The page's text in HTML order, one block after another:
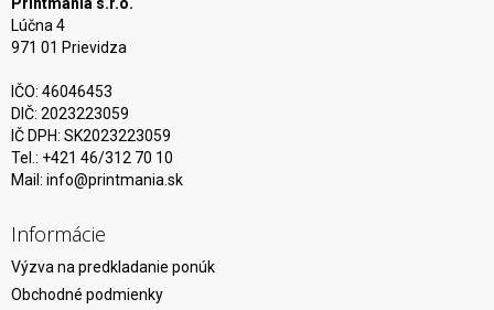
Lúčna 4
971 01 Prievidza
IČO: 46046453
DIČ: 2023223059
IČ DPH: SK2023223059
Tel.: +421 46/312 70 10
Mail: info@printmania.sk
Informácie
Výzva na predkladanie ponúk
Obchodné podmienky